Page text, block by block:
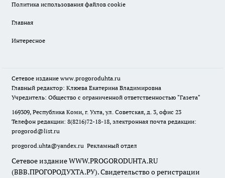
Политика использования файлов cookie
Главная
Интересное
Сетевое издание www.progoroduhta.ru
Главный редактор: Клюева Екатерина Владимировна
Учредитель: Общество с ограниченной ответственностью "Газета"
169309, Республика Коми, г. Ухта, ул. Советская, д. 3, офис 23
Телефон редакции: 8(8216)72-18-18, электронная почта редакции:
progorod@list.ru
progorod.uhta@yandex.ru Рекламный отдел
Сетевое издание WWW.PROGORODUHTA.RU
(ВВВ.ПРОГОРОДУХТА.РУ). Свидетельство о регистрации